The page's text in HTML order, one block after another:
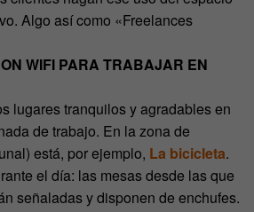
Algo así como «Freelances
WIFI PARA TRABAJAR EN
lugares tranquilos y agradables en
de trabajo. En la zona de
está, por ejemplo, La bicicleta.
el día: las mesas desde las que
señaladas y disponen de enchufes.